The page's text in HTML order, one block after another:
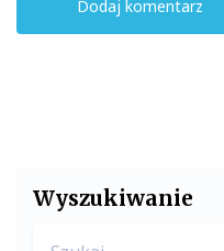
Wyszukiwanie